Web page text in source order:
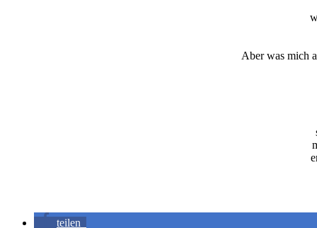
Aber was mich
teilen